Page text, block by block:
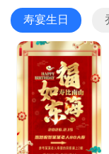
寿宴生日